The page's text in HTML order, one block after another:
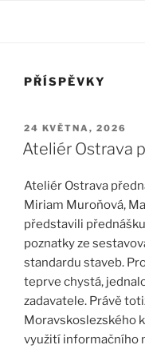
PŘÍSPĚVKY
PUBLIKOVÁNO
24 KVĚTNA, 2026
Ateliér Ostrava
Ateliér Ostrava
Miriam Muroňová,
představili
poznatky ze
standardu staveb.
teprve chystá,
zadavatele. Právě
Moravskoslezského
využití informačního